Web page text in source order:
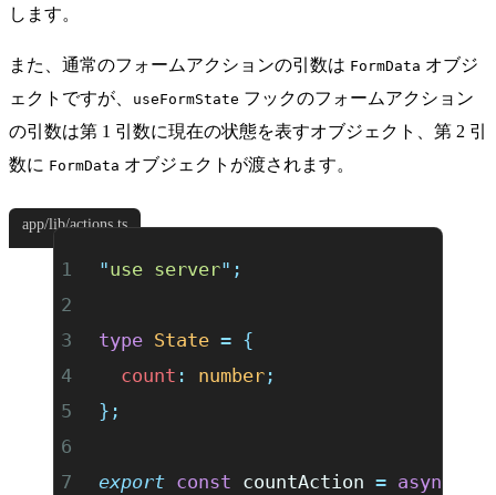
します。
また、通常のフォームアクションの引数は FormData オブジ
ェクトですが、
useFormState フックのフォームアクション
の引数は第 1 引数に現在の状態を表すオブジェクト、第 2 引
数に FormData オブジェクトが渡されます。
app/lib/actions.ts
"use server" ;
type State = {
  count
: number ;
};
export const countAction = async